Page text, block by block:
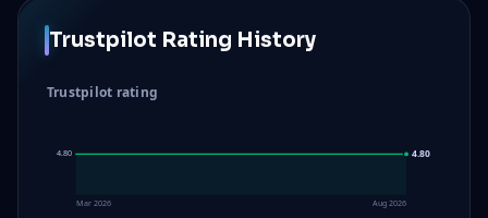
Trustpilot Rating History
Trustpilot rating
4.80
4.80 4.80
Mar 2026 Aug 2026